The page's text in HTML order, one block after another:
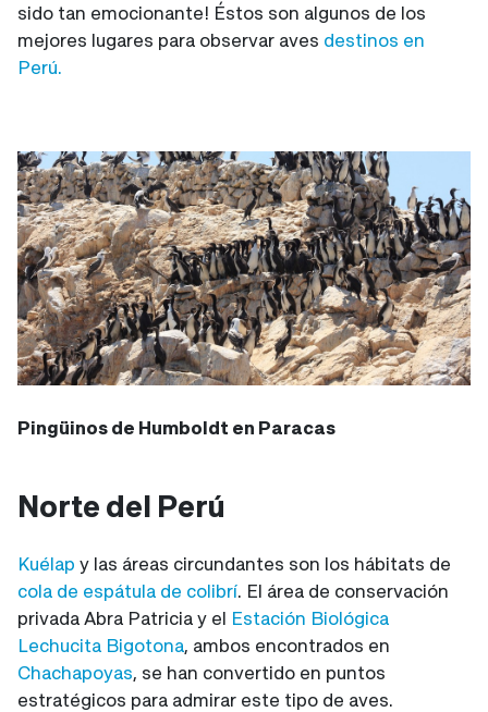
sido tan emocionante! Éstos son algunos de los
mejores lugares para observar aves destinos en
Perú.
Pingüinos de Humboldt en Paracas
Norte del Perú
Kuélap y las áreas circundantes son los hábitats de
cola de espátula de colibrí. El área de conservación
privada Abra Patricia y el Estación Biológica
Lechucita Bigotona, ambos encontrados en
Chachapoyas, se han convertido en puntos
estratégicos para admirar este tipo de aves.